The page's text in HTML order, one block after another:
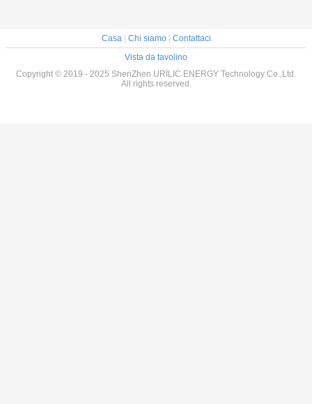
Casa| Chi siamo| Contattaci
Vista da tavolino
Copyright © 2019 - 2025 ShenZhen URILIC ENERGY Technology Co.,Ltd.
All rights reserved.